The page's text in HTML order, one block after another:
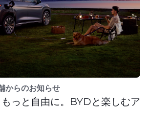
からのお知らせ
っと自由に。BYDと楽しむア